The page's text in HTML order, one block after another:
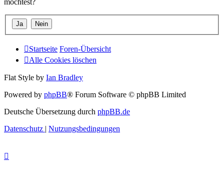
möchtest?
Startseite Foren-Übersicht
Alle Cookies löschen
Flat Style by Ian Bradley
Powered by phpBB® Forum Software © phpBB Limited
Deutsche Übersetzung durch phpBB.de
Datenschutz | Nutzungsbedingungen